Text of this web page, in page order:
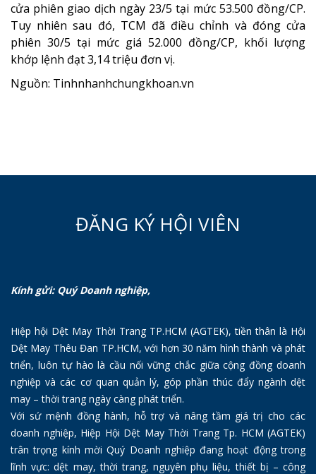
cửa phiên giao dịch ngày 23/5 tại mức 53.500 đồng/CP.
Tuy nhiên sau đó, TCM đã điều chỉnh và đóng cửa
phiên 30/5 tại mức giá 52.000 đồng/CP, khối lượng
khớp lệnh đạt 3,14 triệu đơn vị.
Nguồn: Tinhnhanhchungkhoan.vn
ĐĂNG KÝ HỘI VIÊN
Kính gửi: Quý Doanh nghiệp,
Hiệp hội Dệt May Thời Trang TP.HCM (AGTEK), tiền thân là Hội
Dệt May Thêu Đan TP.HCM, với hơn 30 năm hình thành và phát
triển, luôn tự hào là cầu nối vững chắc giữa cộng đồng doanh
nghiệp và các cơ quan quản lý, góp phần thúc đẩy ngành dệt
may – thời trang ngày càng phát triển.
Với sứ mệnh đồng hành, hỗ trợ và nâng tầm giá trị cho các
doanh nghiệp, Hiệp Hội Dệt May Thời Trang Tp. HCM (AGTEK)
trân trọng kính mời Quý Doanh nghiệp đang hoạt động trong
lĩnh vực: dệt may, thời trang, nguyên phụ liệu, thiết bị – công